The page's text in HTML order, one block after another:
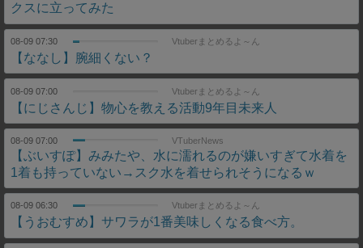
クスに立ってみた
08-09 07:30 Vtuberまとめるよ～ん
【ななし】腕細くない？
08-09 07:00 Vtuberまとめるよ～ん
【にじさんじ】物心を教える活動9年目未来人
08-09 07:00 VTuberNews
【ぶいすぽ】みみたや、水に濡れるのが嫌いすぎて水着を
1着も持っていない→スク水を着せられそうになるｗ
08-09 06:30 Vtuberまとめるよ～ん
【うおむすめ】サワラが1番美味しくなる食べ方。